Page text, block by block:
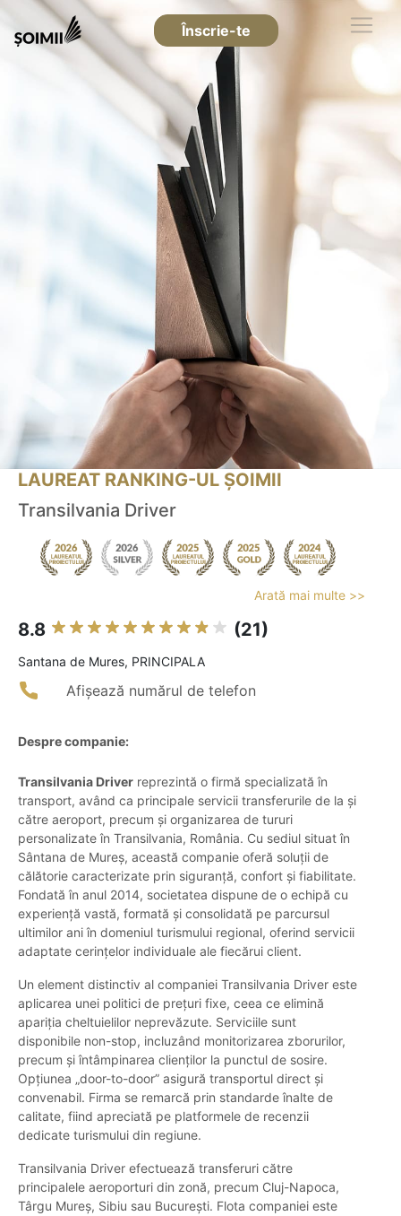
Înscrie-te
LAUREAT RANKING-UL ȘOIMII
Transilvania Driver
Arată mai multe >>
8.8 (21)
Santana de Mures, PRINCIPALA
Afișează numărul de telefon
Despre companie:
Transilvania Driver reprezintă o firmă specializată în
transport, având ca principale servicii transferurile de la și
către aeroport, precum și organizarea de tururi
personalizate în Transilvania, România. Cu sediul situat în
Sântana de Mureș, această companie oferă soluții de
călătorie caracterizate prin siguranță, confort și fiabilitate.
Fondată în anul 2014, societatea dispune de o echipă cu
experiență vastă, formată și consolidată pe parcursul
ultimilor ani în domeniul turismului regional, oferind servicii
adaptate cerințelor individuale ale fiecărui client.
Un element distinctiv al companiei Transilvania Driver este
aplicarea unei politici de prețuri fixe, ceea ce elimină
apariția cheltuielilor neprevăzute. Serviciile sunt
disponibile non-stop, incluzând monitorizarea zborurilor,
precum și întâmpinarea clienților la punctul de sosire.
Opțiunea „door-to-door” asigură transportul direct și
convenabil. Firma se remarcă prin standarde înalte de
calitate, fiind apreciată pe platformele de recenzii
dedicate turismului din regiune.
Transilvania Driver efectuează transferuri către
principalele aeroporturi din zonă, precum Cluj-Napoca,
Târgu Mureș, Sibiu sau București. Flota companiei este